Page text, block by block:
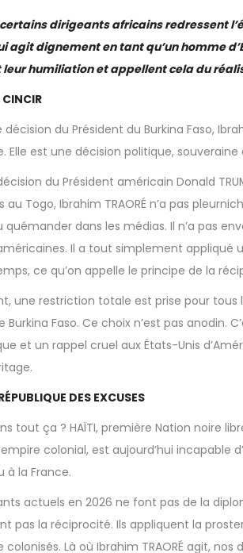
dirigeants africains redressent
agit dignement en tant qu’un homme
leur humiliation et appellent cela du
du Président du Burkina Faso,
Elle est une décision politique,
du Président américain Donald
au Togo, Ibrahim TRAORÉ n’a pas
quémander dans les médias. Il n’a pas
Il a tout simplement appliqué
ce qu’on appelle le principe de la
une restriction totale est prise pour
Burkina Faso. Ce choix n’est pas anodin.
et un rappel cruel aux États-Unis
DES EXCUSES
tout ça ? HAÏTI, première Nation noire
colonial, est aujourd’hui incapable
à la France.
actuels en 2026 ne font pas de la
pas la réciprocité. Ils appliquent la
colonisés. Là où Ibrahim TRAORÉ agit,